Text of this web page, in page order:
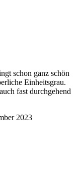
schon ganz schön
Einheitsgrau.
fast durchgehend
2023